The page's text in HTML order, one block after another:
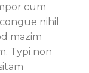
cum
nihil
mazim
Typi non